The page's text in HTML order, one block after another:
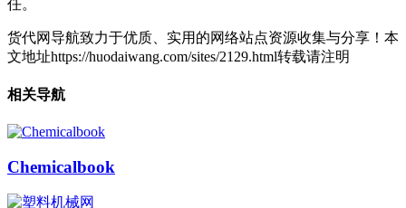
任。
货代网导航致力于优质、实用的网络站点资源收集与分享！ 本
文地址https://huodaiwang.com/sites/2129.html转载请注明
相关导航
Chemicalbook